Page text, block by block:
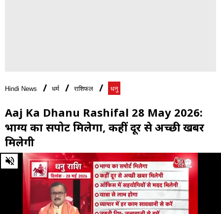
Hindi News धर्म राशिफल धनु
Aaj Ka Dhanu Rashifal 28 May 2026:
भाग्य का सपोर्ट मिलेगा, कहीं दूर से अच्छी खबर
मिलेगी
0
of
seconds